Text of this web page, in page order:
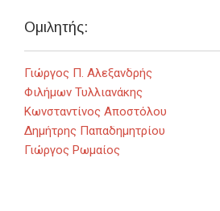
Ομιλητής:
Γιώργος Π. Αλεξανδρής
Φιλήμων Τυλλιανάκης
Κωνσταντίνος Αποστόλου
Δημήτρης Παπαδημητρίου
Γιώργος Ρωμαίος